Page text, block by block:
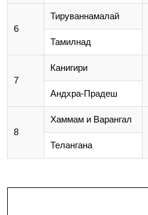
6
Тируваннамалай
Тамилнад
7
Канигири
Андхра-Прадеш
8
Хаммам и Варангал
Телангана